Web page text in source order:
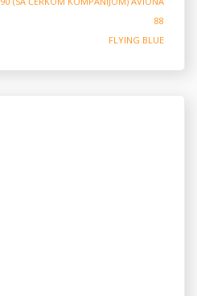
88
FLYING BLUE